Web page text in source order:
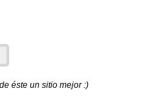
éste un sitio mejor :)